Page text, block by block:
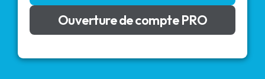
Ouverture de compte PRO